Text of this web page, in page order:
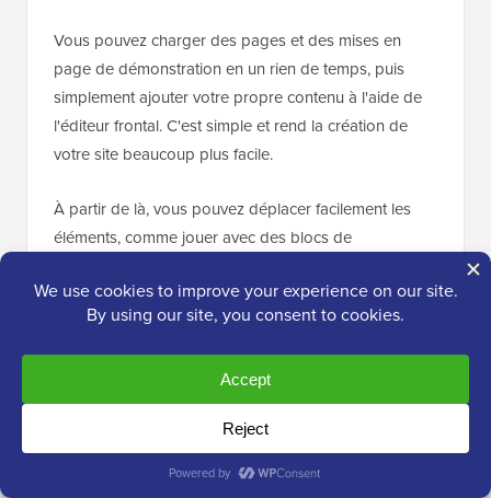
Vous pouvez charger des pages et des mises en
page de démonstration en un rien de temps, puis
simplement ajouter votre propre contenu à l'aide de
l'éditeur frontal. C'est simple et rend la création de
votre site beaucoup plus facile.
À partir de là, vous pouvez déplacer facilement les
éléments, comme jouer avec des blocs de
conceptions préférées pour une utilisation ultérieure.
Vous pouvez même faire en sorte que toutes vos
pages aient le même aspect grâce aux styles globaux
ajouter facilement des témoignages